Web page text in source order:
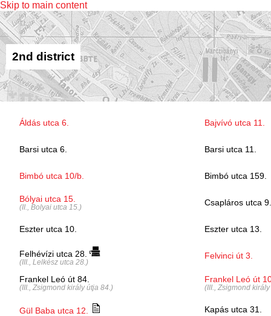
Skip to main content
2nd district
Áldás utca 6. Bajvívó utca 11.
Barsi utca 6. Barsi utca 11.
Bimbó utca 10/b. Bimbó utca 159.
Bólyai utca 15.
(II., Bolyai utca 15.) Csapláros utca 9.
Eszter utca 10. Eszter utca 13.
Felhévízi utca 28.
(III., Lelkész utca 28.)
Felvinci út 3.
Frankel Leó út 84.
(III., Zsigmond király útja 84.)
Frankel Leó út
(III., Zsigmond
Gül Baba utca 12. Kapás utca 31.